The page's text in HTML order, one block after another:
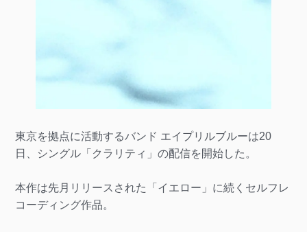
東京を拠点に活動するバンド エイプリルブルーは20
日、シングル「クラリティ」の配信を開始した。
本作は先月リリースされた「イエロー」に続くセルフレ
コーディング作品。